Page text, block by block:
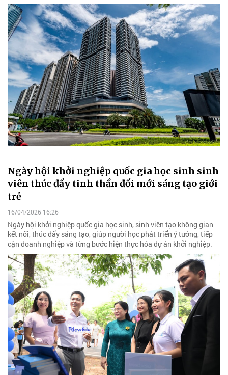
Ngày hội khởi nghiệp quốc gia học sinh sinh
viên thúc đẩy tinh thần đổi mới sáng tạo giới
trẻ
16/04/2026 16:26
Ngày hội khởi nghiệp quốc gia học sinh, sinh viên tạo không gian
kết nối, thúc đẩy sáng tạo, giúp người học phát triển ý tưởng, tiếp
cận doanh nghiệp và từng bước hiện thực hóa dự án khởi nghiệp.